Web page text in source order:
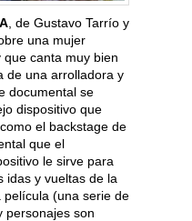
, de Gustavo Tarrío y
una mujer
canta muy bien
de una arrolladora y
documental se
dispositivo que
el backstage de
que el
le sirve para
idas y vueltas de la
película (una serie de
personajes son